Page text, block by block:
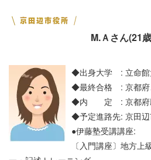
M.Ａさん(21
◆出身大学 : 立命館
◆最終合格 : 京都府
◆内 定 : 京都府庁
◆予定進路先: 京田
●伊藤塾受講講座:
〔入門講座〕地方